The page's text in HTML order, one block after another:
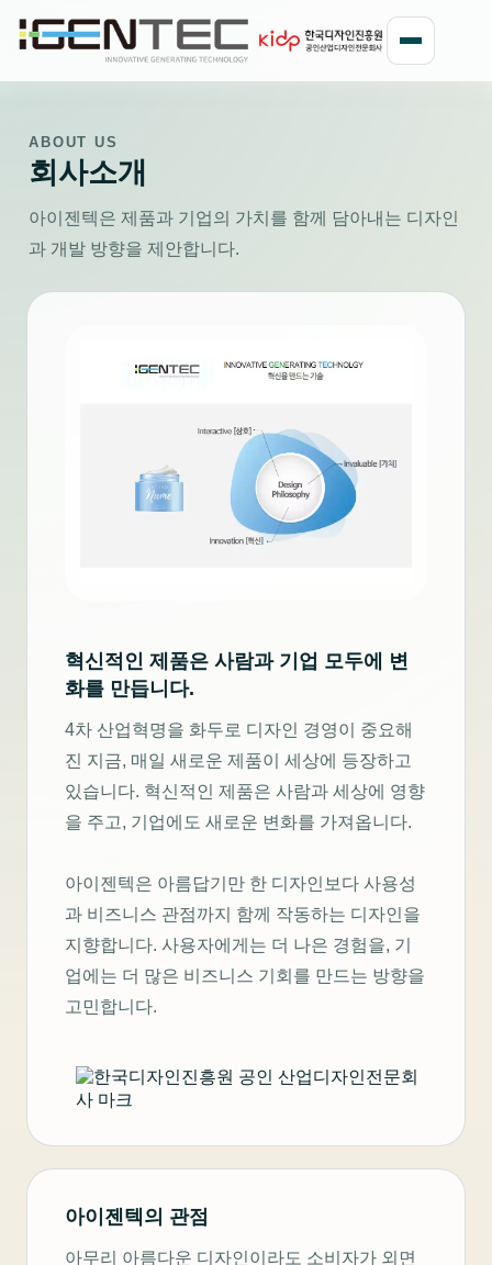
ABOUT US
회사소개
아이젠텍은 제품과 기업의 가치를 함께 담아내는 디자인
과 개발 방향을 제안합니다.
혁신적인 제품은 사람과 기업 모두에 변
화를 만듭니다.
4차 산업혁명을 화두로 디자인 경영이 중요해
진 지금, 매일 새로운 제품이 세상에 등장하고
있습니다. 혁신적인 제품은 사람과 세상에 영향
을 주고, 기업에도 새로운 변화를 가져옵니다.
아이젠텍은 아름답기만 한 디자인보다 사용성
과 비즈니스 관점까지 함께 작동하는 디자인을
지향합니다. 사용자에게는 더 나은 경험을, 기
업에는 더 많은 비즈니스 기회를 만드는 방향을
고민합니다.
아이젠텍의 관점
아무리 아름다운 디자인이라도 소비자가 외면